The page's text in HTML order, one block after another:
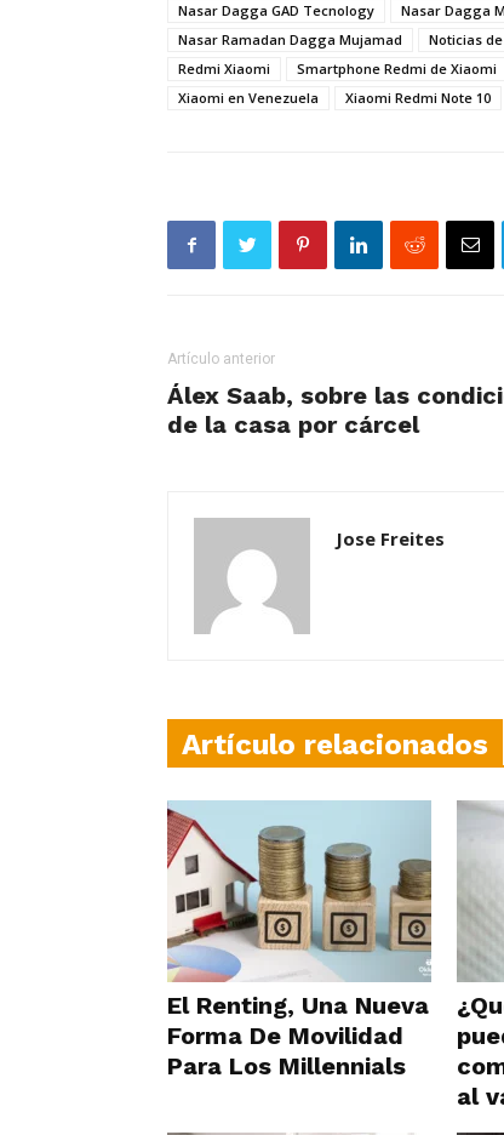
Nasar Dagga GAD Tecnology
Nasar Dagga
Nasar Ramadan Dagga Mujamad
Noticias
Redmi Xiaomi
Smartphone Redmi de Xiaomi
Xiaomi en Venezuela
Xiaomi Redmi Note 10
Artículo anterior
Álex Saab, sobre las
de la casa por cárcel
Jose Freites
Artículo relacionados
El Renting, Una Nueva
Forma De Movilidad
Para Los Millennials
al